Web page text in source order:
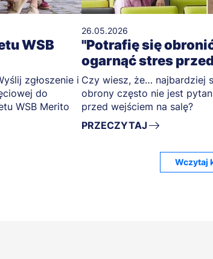
WSB
zgłoszenie i
do
WSB Merito
26.05.2026
"Potrafię się
ogarnąć stres
Czy wiesz, że… najbardziej
obrony często nie jest
przed wejściem na salę?
PRZECZYTAJ
Wczytaj